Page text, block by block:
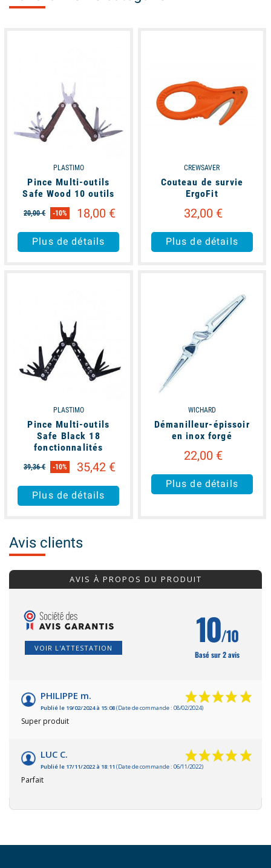
PLASTIMO
Pince Multi-outils
Safe Wood 10 outils
20,00 € -10% 18,00 €
Plus de détails
CREWSAVER
Couteau de survie
ErgoFit
32,00 €
Plus de détails
PLASTIMO
Pince Multi-outils
Safe Black 18
fonctionnalités
39,36 € -10% 35,42 €
Plus de détails
WICHARD
Démanilleur-épissoir
en inox forgé
22,00 €
Plus de détails
Avis clients
AVIS À PROPOS DU PRODUIT
VOIR L'ATTESTATION 10/10
Basé sur 2 avis
PHILIPPE m.
Publié le 19/02/2024 à 15:08(Date de commande : 08/02/2024)
Super produit
LUC C.
Publié le 17/11/2022 à 18:11 (Date de commande : 06/11/2022)
Parfait